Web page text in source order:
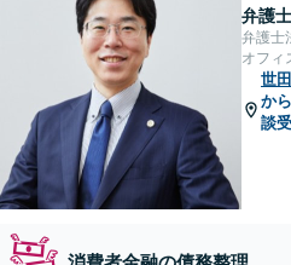
弁護士
弁護士
オフィ
世
か
談